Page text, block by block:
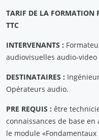
TARIF DE LA FORMATION
TTC
INTERVENANTS :
audiovisuelles audio-video
DESTINATAIRES :
Opérateurs audio.
PRE REQUIS : être
connaissances de base
le module